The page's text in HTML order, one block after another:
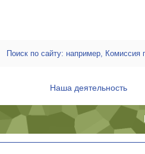
Наша деятельность